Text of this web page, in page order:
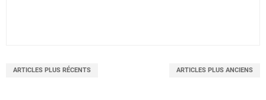
ARTICLES PLUS RÉCENTS ARTICLES PLUS ANCIENS